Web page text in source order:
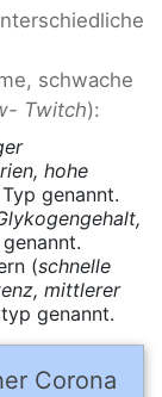
schwache
Twitch):
hohe
genannt.
(schnelle
mittlerer
genannt.
Corona